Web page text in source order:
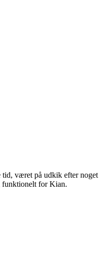
tid, været på udkik efter noget
funktionelt for Kian.